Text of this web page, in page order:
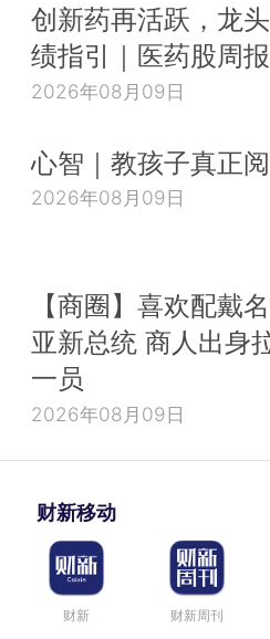
创新药再活跃，龙
绩指引｜医药股周报
2026年08月09日
心智｜教孩子真正
2026年08月09日
【商圈】喜欢配戴
亚新总统 商人出身
一员
2026年08月09日
财新移动
财新 财新周刊